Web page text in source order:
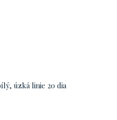
úzká linie 20 dia